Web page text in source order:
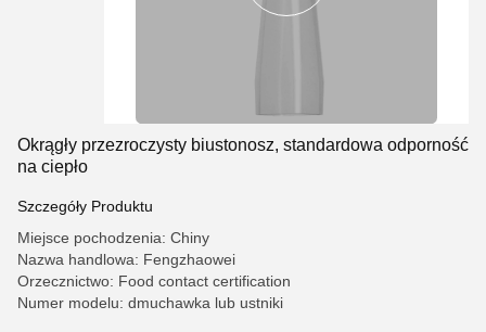
Okrągły przezroczysty biustonosz, standardowa odporność
na ciepło
Szczegóły Produktu
Miejsce pochodzenia: Chiny
Nazwa handlowa: Fengzhaowei
Orzecznictwo: Food contact certification
Numer modelu: dmuchawka lub ustniki